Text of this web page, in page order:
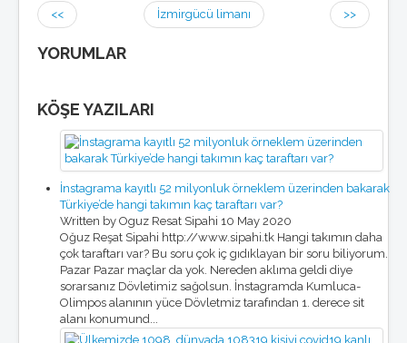
<< İzmirgücü limanı >>
YORUMLAR
KÖŞE YAZILARI
İnstagrama kayıtlı 52 milyonluk örneklem üzerinden bakarak
Türkiye’de hangi takımın kaç taraftarı var?
Written by Oguz Resat Sipahi 10 May 2020
Oğuz Reşat Sipahi http://www.sipahi.tk Hangi takımın daha
çok taraftarı var? Bu soru çok iç gıdıklayan bir soru biliyorum.
Pazar Pazar maçlar da yok. Nereden aklıma geldi diye
sorarsanız Dövletimiz sağolsun. İnstagramda Kumluca-
Olimpos alanının yüce Dövletmiz tarafından 1. derece sit
alanı konumund...